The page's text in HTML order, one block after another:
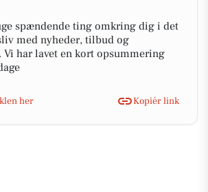
spændende ting omkring dig i det
med nyheder, tilbud og
Vi har lavet en kort opsummering
her Kopiér link